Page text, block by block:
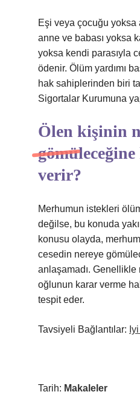
Eşi veya çocuğu yoksa
anne ve babası yoksa
yoksa kendi parasıyla
ödenir. Ölüm yardımı
hak sahiplerinden biri
Sigortalar Kurumuna
Ölen kişinin
verir?
Merhumun istekleri
değilse, bu konuda
konusu olayda,
cesedin nereye
anlaşamadı.
oğlunun karar verme
tespit eder.
Tavsiyeli Bağlantılar:
Tarih: Makaleler